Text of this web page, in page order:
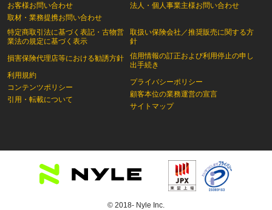
お客様お問い合わせ
取材・業務提携お問い合わせ
特定商取引法に基づく表記・古物営
業法の規定に基づく表示
損害保険代理店等における勧誘方針
利用規約
コンテンツポリシー
引用・転載について
法人・個人事業主様お問い合わせ
取扱い保険会社／推奨販売に関する方
針
信用情報の訂正および利用停止の申し
出手続き
プライバシーポリシー
顧客本位の業務運営の宣言
サイトマップ
© 2018- Nyle Inc.